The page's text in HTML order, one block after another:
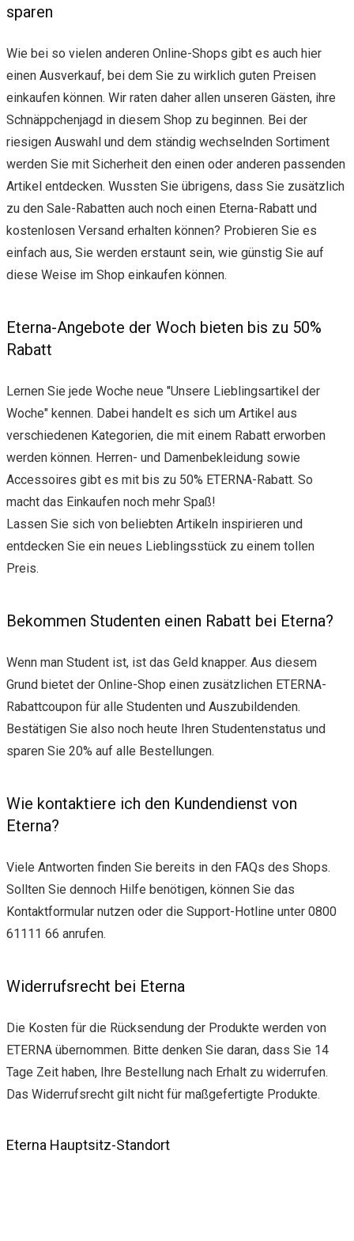
sparen
Wie bei so vielen anderen Online-Shops gibt es auch hier
einen Ausverkauf, bei dem Sie zu wirklich guten Preisen
einkaufen können. Wir raten daher allen unseren Gästen, ihre
Schnäppchenjagd in diesem Shop zu beginnen. Bei der
riesigen Auswahl und dem ständig wechselnden Sortiment
werden Sie mit Sicherheit den einen oder anderen passenden
Artikel entdecken. Wussten Sie übrigens, dass Sie zusätzlich
zu den Sale-Rabatten auch noch einen Eterna-Rabatt und
kostenlosen Versand erhalten können? Probieren Sie es
einfach aus, Sie werden erstaunt sein, wie günstig Sie auf
diese Weise im Shop einkaufen können.
Eterna-Angebote der Woch bieten bis zu 50%
Rabatt
Lernen Sie jede Woche neue "Unsere Lieblingsartikel der
Woche" kennen. Dabei handelt es sich um Artikel aus
verschiedenen Kategorien, die mit einem Rabatt erworben
werden können. Herren- und Damenbekleidung sowie
Accessoires gibt es mit bis zu 50% ETERNA-Rabatt. So
macht das Einkaufen noch mehr Spaß!
Lassen Sie sich von beliebten Artikeln inspirieren und
entdecken Sie ein neues Lieblingsstück zu einem tollen
Preis.
Bekommen Studenten einen Rabatt bei Eterna?
Wenn man Student ist, ist das Geld knapper. Aus diesem
Grund bietet der Online-Shop einen zusätzlichen ETERNA-
Rabattcoupon für alle Studenten und Auszubildenden.
Bestätigen Sie also noch heute Ihren Studentenstatus und
sparen Sie 20% auf alle Bestellungen.
Wie kontaktiere ich den Kundendienst von
Eterna?
Viele Antworten finden Sie bereits in den FAQs des Shops.
Sollten Sie dennoch Hilfe benötigen, können Sie das
Kontaktformular nutzen oder die Support-Hotline unter 0800
61111 66 anrufen.
Widerrufsrecht bei Eterna
Die Kosten für die Rücksendung der Produkte werden von
ETERNA übernommen. Bitte denken Sie daran, dass Sie 14
Tage Zeit haben, Ihre Bestellung nach Erhalt zu widerrufen.
Das Widerrufsrecht gilt nicht für maßgefertigte Produkte.
Eterna Hauptsitz-Standort